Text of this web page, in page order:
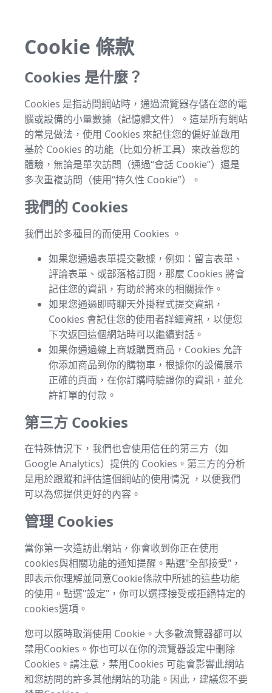
Cookie 條款
Cookies 是什麼？
Cookies 是指訪問網站時，通過流覽器存儲在您的電
腦或設備的小量數據（記憶體文件）。這是所有網站
的常見做法，使用 Cookies 來記住您的偏好並啟用
基於 Cookies 的功能（比如分析工具）來改善您的
體驗，無論是單次訪問（通過“會話 Cookie”）還是
多次重複訪問（使用“持久性 Cookie”）。
我們的 Cookies
我們出於多種目的而使用 Cookies 。
如果您通過表單提交數據，例如：留言表單、
評論表單、或部落格訂閱，那麼 Cookies 將會
記住您的資訊，有助於將來的相關操作。
如果您通過即時聊天外掛程式提交資訊，
Cookies 會記住您的使用者詳細資訊，以便您
下次返回這個網站時可以繼續對話。
如果你通過線上商城購買商品，Cookies 允許
你添加商品到你的購物車，根據你的設備展示
正確的頁面，在你訂購時驗證你的資訊，並允
許訂單的付款。
第三方 Cookies
在特殊情況下，我們也會使用信任的第三方（如
Google Analytics）提供的 Cookies。第三方的分析
是用於跟蹤和評估這個網站的使用情況 ，以便我們
可以為您提供更好的內容。
管理 Cookies
當你第一次造訪此網站，你會收到你正在使用
cookies與相關功能的通知提醒。點選"全部接受"，
即表示你理解並同意Cookie條款中所述的這些功能
的使用。點選"設定"，你可以選擇接受或拒絕特定的
cookies選項。
您可以隨時取消使用 Cookie。大多數流覽器都可以
禁用Cookies。你也可以在你的流覽器設定中刪除
Cookies。請注意，禁用Cookies 可能會影響此網站
和您訪問的許多其他網站的功能。因此，建議您不要